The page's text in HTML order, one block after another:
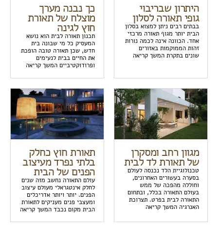
היתרון שבריבוי
גופי תאורה לסלון
בבתים רבים ניתן למצוא בסלון
הבית יותר מגוף תאורה מרכזי
אחד. הכוונה אינה לכמה נורות
זהות הממוקמות באזורים
שונים בתקרת המשך קריאה
כך נבנה מערך
מוצלח של תאורת
חוץ לגינה
תכנון תאורה לבית הוא נושא
המעסיק כל מי שבונה בית
חדש, שכן תאורה טובה הופכת
את החיים בבית לנעימים
ופרודוקטיביים המשך קריאה
מגוון רחב ומסקרן
של תאורת לד לבית
טכנולוגיית הלד נכנסה לעולם
בסערה בעשורים האחרונים,
וחוללה מהפכה של ממש
בעולם התאורה בכלל, ובתחום
התאורה לבית בפרט. תצרוכת
האנרגיה המשך קריאה
תאורת חוץ כחלק
בלתי נפרד מעיצוב
הפנים של הבית
עולם התאורה נחשב מזה שנים
לחלק אינטגראלי מעולם עיצוב
הפנים. יותר ויותר אדריכלים
ומעצבי פנים מעניקים לתאורת
הבית מקום נכבד המשך קריאה